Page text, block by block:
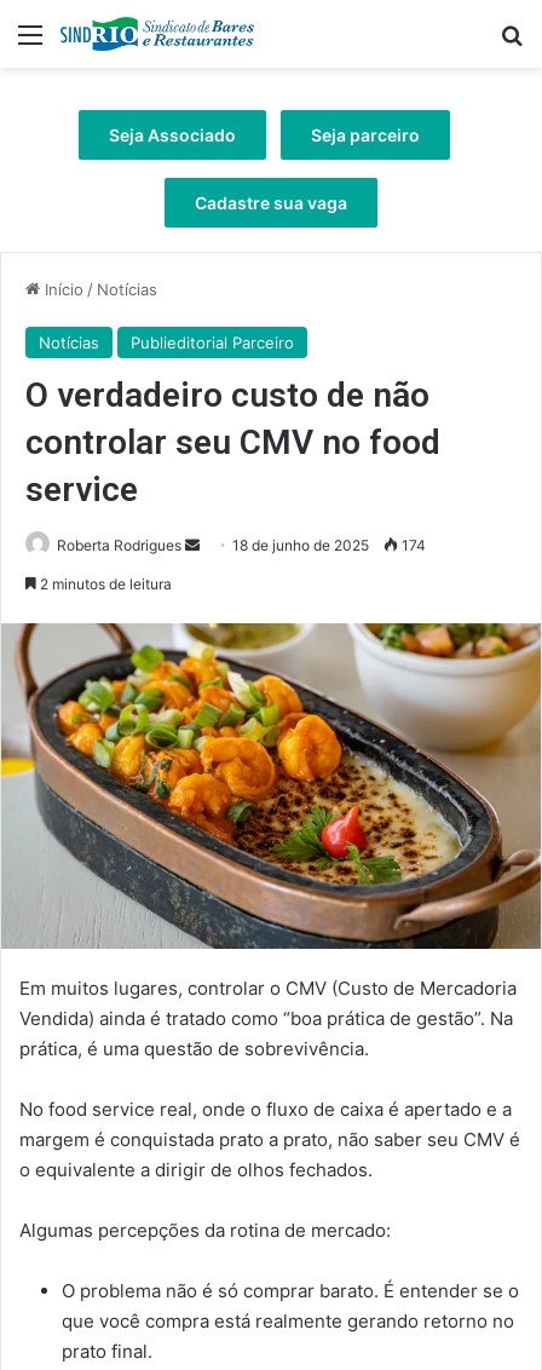
Menu
Seja Associado Seja parceiro
Cadastre sua vaga
Início / Notícias
Notícias Publieditorial Parceiro
O verdadeiro custo de não
controlar seu CMV no food
service
Roberta Rodrigues
Mande
mail
18 de junho de 2025 174
2 minutos de leitura
Em muitos lugares, controlar o CMV (Custo de Mercadoria
Vendida) ainda é tratado como “boa prática de gestão”. Na
prática, é uma questão de sobrevivência.
No food service real, onde o fluxo de caixa é apertado e a
margem é conquistada prato a prato, não saber seu CMV é
o equivalente a dirigir de olhos fechados.
Algumas percepções da rotina de mercado:
O problema não é só comprar barato. É entender se o
que você compra está realmente gerando retorno no
prato final.